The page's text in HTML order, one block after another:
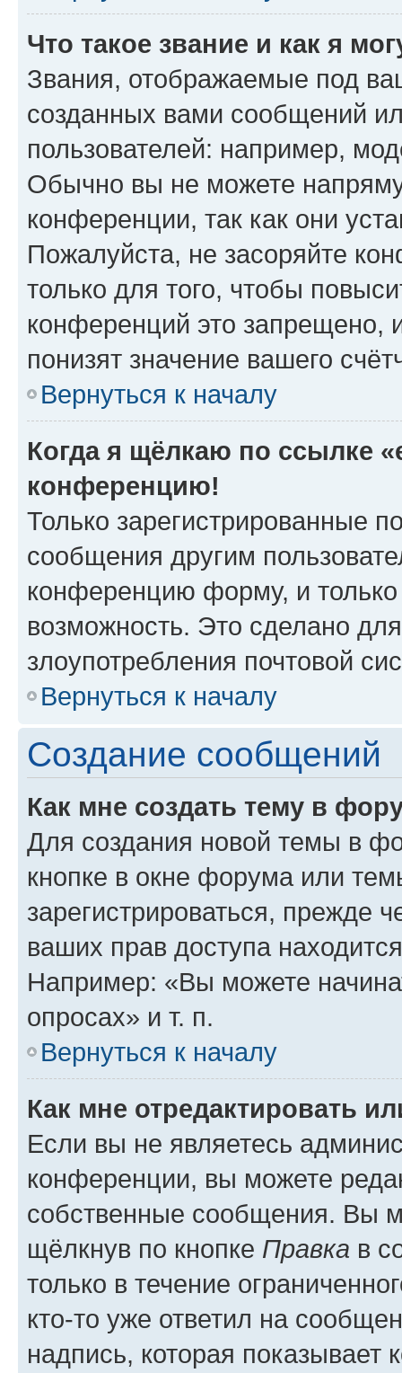
Что такое звание и как я
Звания, отображаемые под
созданных вами сообщений
пользователей: например,
Обычно вы не можете
конференции, так как они
Пожалуйста, не засоряйте
только для того, чтобы
конференций это запрещено,
понизят значение вашего
Вернуться к началу
Когда я щёлкаю по ссылке
конференцию!
Только зарегистрированные
сообщения другим
конференцию форму, и
возможность. Это сделано
злоупотребления почтовой
Вернуться к началу
Создание сообщений
Как мне создать тему в
Для создания новой темы в
кнопке в окне форума или
зарегистрироваться, прежде
ваших прав доступа
Например: «Вы можете
опросах» и т. п.
Вернуться к началу
Как мне отредактировать
Если вы не являетесь
конференции, вы можете
собственные сообщения. Вы
щёлкнув по кнопке Правка в
только в течение
кто-то уже ответил на
надпись, которая показывает